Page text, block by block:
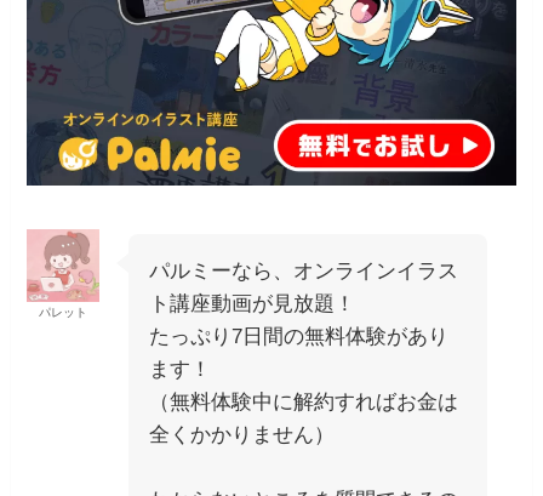
パレット
パルミーなら、オンラインイラス
ト講座動画が見放題！
たっぷり7日間の無料体験があり
ます！
（無料体験中に解約すればお金は
全くかかりません）